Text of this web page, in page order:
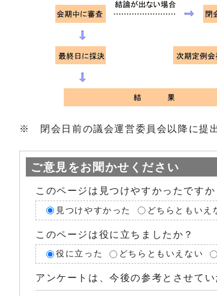
※ 閉会日前の議会運営委員会以降に提
ご意見をお聞かせください
このページは見つけやすかったですか
見つけやすかった どちらともいえ
このページは役に立ちましたか？
役に立った どちらともいえない
アンケートは、今後の参考とさせてい